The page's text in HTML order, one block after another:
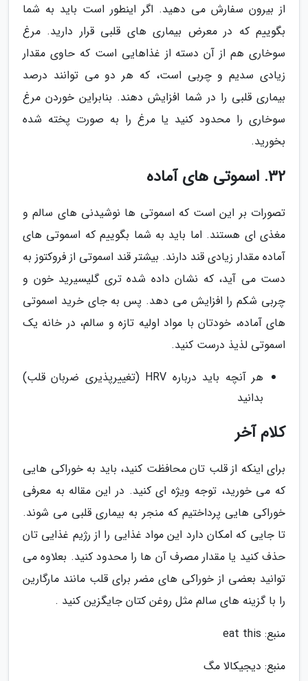
از بیرون سفارش می دهید. اگر اینطور است باید به شما
بگوییم که در معرض بیماری های قلبی قرار دارید. مرغ
سوخاری هم از آن دسته از غذاهایی است که حاوی مقدار
زیادی سدیم و چربی است، که هر دو می توانند درصد
بیماری قلبی را در شما افزایش دهند. بنابراین خوردن مرغ
سوخاری را محدود کنید یا مرغ را به صورت پخته شده
بخورید.
32. اسموتی های آماده
تصورات بر این است که اسموتی ها نوشیدنی های سالم و
مغذی ای هستند. اما باید به شما بگوییم که اسموتی های
آماده مقدار زیادی قند دارند. بیشتر قند اسموتی از فروکتوز به
دست می آید، که نشان داده شده تری گلیسیرید خون و
چربی شکم را افزایش می دهد. پس به جای خرید اسموتی
های آماده، خودتان با مواد اولیه تازه و سالم، در خانه یک
اسموتی لذیذ درست کنید.
هر آنچه باید درباره HRV (تغییرپذیری ضربان قلب)
بدانید
کلام آخر
برای اینکه از قلب تان محافظت کنید، باید به خوراکی هایی
که می خورید، توجه ویژه ای کنید. در این مقاله به معرفی
خوراکی هایی پرداختیم که منجر به بیماری قلبی می شوند.
تا جایی که امکان دارد این مواد غذایی را از رژیم غذایی تان
حذف کنید یا مقدار مصرف آن ها را محدود کنید. بعلاوه می
توانید بعضی از خوراکی های مضر برای قلب مانند مارگارین
را با گزینه های سالم مثل روغن کتان جایگزین کنید .
منبع: eat this
منبع: دیجیکالا مگ